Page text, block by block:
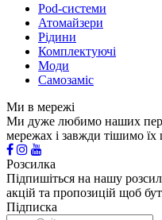
Pod-системи
Атомайзери
Рідини
Комплектуючі
Моди
Самозаміс
Ми в мережі
Ми дуже любимо наших
мережах і завжди тішимо
Розсилка
Підпишіться на нашу
акцій та пропозицій щоб
Підписка